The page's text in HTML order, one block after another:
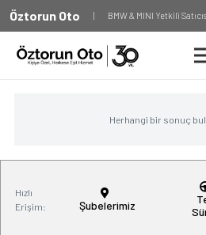
Öztorun Oto | BMW & MINI Yetkili
Herhangi bir sonuç
Hızlı
Erişim:
Şubelerimiz